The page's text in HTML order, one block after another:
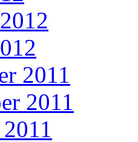
2011
2011